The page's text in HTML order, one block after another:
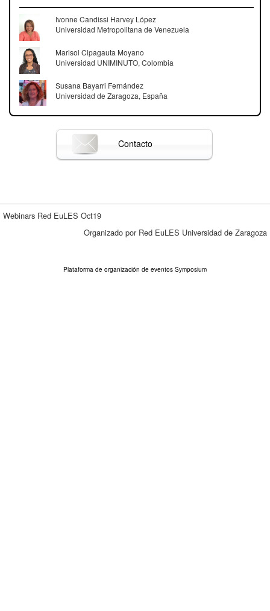
Ivonne Candissi Harvey López
Universidad Metropolitana de Venezuela
Marisol Cipagauta Moyano
Universidad UNIMINUTO, Colombia
Susana Bayarri Fernández
Universidad de Zaragoza, España
Contacto
Webinars Red EuLES Oct19
Organizado por Red EuLES Universidad de Zaragoza
Plataforma de organización de eventos Symposium